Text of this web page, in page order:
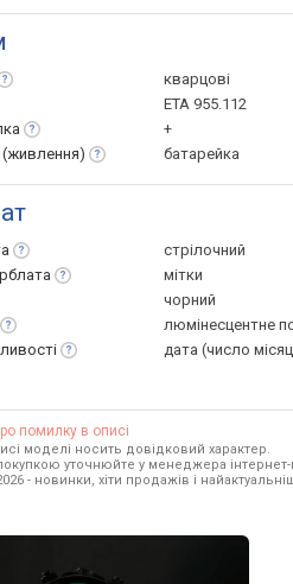
кварцові
ETA 955.112
+
(живлення) батарейка
стрілочний
мітки
чорний
люмінесцентне
дата (число
помилку в описі
моделі носить довідковий характер.
уточнюйте у менеджера інтернет-
- новинки, хіти продажів і